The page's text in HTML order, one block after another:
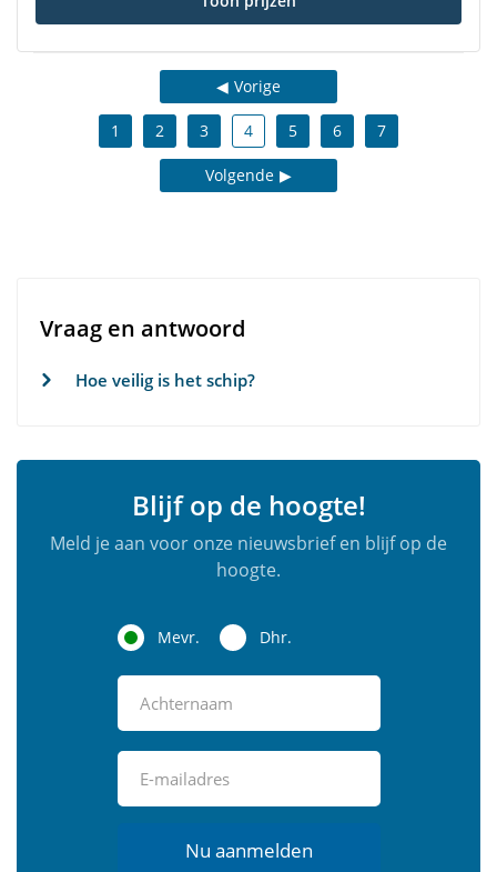
Vorige
1 2 3 4 5 6 7
Volgende
Vraag en antwoord
Hoe veilig is het schip?
Blijf op de hoogte!
Meld je aan voor onze nieuwsbrief en blijf op de
hoogte.
Mevr. Dhr.
Nu aanmelden